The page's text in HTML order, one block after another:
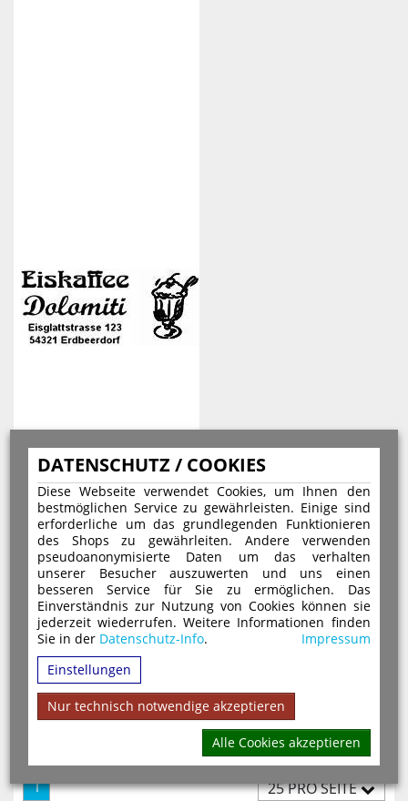
DATENSCHUTZ / COOKIES
Diese Webseite verwendet Cookies, um Ihnen den
bestmöglichen Service zu gewährleisten. Einige sind
erforderliche um das grundlegenden Funktionieren
des Shops zu gewährleiten. Andere verwenden
pseudoanonymisierte Daten um das verhalten
unserer Besucher auszuwerten und uns einen
besseren Service für Sie zu ermöglichen. Das
Einverständnis zur Nutzung von Cookies können sie
jederzeit wiederrufen. Weitere Informationen finden
Sie in der Datenschutz-Info.
Impressum
Einstellungen
Nur technisch notwendige akzeptieren
Alle Cookies akzeptieren
70x30 mm
STEMPELPLATTE
TRODAT 4931
20,60 €
inkl. 19% MwSt.
17,31 €
exkl. MwSt.
zzgl. Versandkosten
25 PRO SEITE
1